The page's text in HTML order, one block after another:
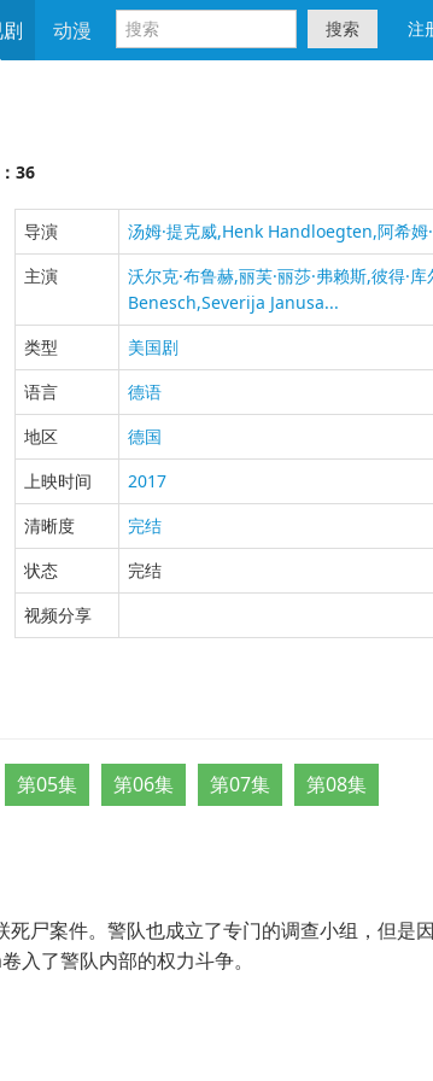
动漫 搜索 注
36
导演 汤姆·提克威,Henk Handloegten,阿希姆
主演
沃尔克·布鲁赫,丽芙·丽莎·弗赖斯,彼得·
Benesch,Severija Janusa...
类型
美国剧
语言
德语
地区
德国
上映时间
2017
清晰度
完结
状态
完结
视频分享
第05集 第06集 第07集 第08集
尸案件。警队也成立了专门的调查小组，但是
入了警队内部的权力斗争。